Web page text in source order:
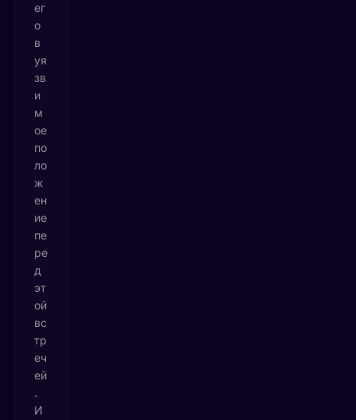
ег
о
в
уя
зв
и
м
ое
по
ло
ж
ен
ие
пе
ре
д
эт
ой
вс
тр
еч
ей
.
И